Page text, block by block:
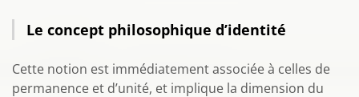
Le concept philosophique d’identité
Cette notion est immédiatement associée à celles de
permanence et d’unité, et implique la dimension du